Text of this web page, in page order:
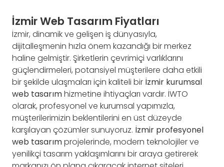
İzmir Web Tasarım Fiyatları
İzmir, dinamik ve gelişen iş dünyasıyla,
dijitalleşmenin hızla önem kazandığı bir merkez
haline gelmiştir. Şirketlerin çevrimiçi varlıklarını
güçlendirmeleri, potansiyel müşterilere daha etkili
bir şekilde ulaşmaları için kaliteli bir İzmir kurumsal
web tasarımhizmetine ihtiyaçları vardır. İWTO
olarak, profesyonel ve kurumsal yapımızla,
müşterilerimizin beklentilerini en üst düzeyde
karşılayan çözümler sunuyoruz. İzmir profesyonel
web tasarımprojelerinde, modern teknolojiler ve
yenilikçi tasarım yaklaşımlarını bir araya getirerek